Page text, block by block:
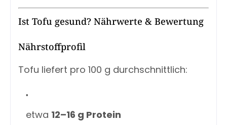
Ist Tofu gesund? Nährwerte & Bewertung
Nährstoffprofil
Tofu liefert pro 100 g durchschnittlich:
etwa 12–16 g Protein